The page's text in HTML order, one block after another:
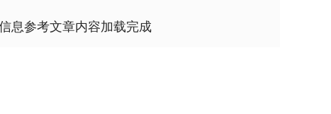
息参考文章内容加载完成